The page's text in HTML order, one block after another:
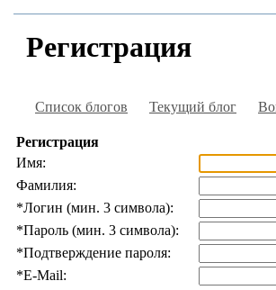
Регистрация
Список блогов Текущий блог
Регистрация
Имя:
Фамилия:
*Логин (мин. 3 символа):
*Пароль (мин. 3 символа):
*Подтверждение пароля:
*E-Mail: